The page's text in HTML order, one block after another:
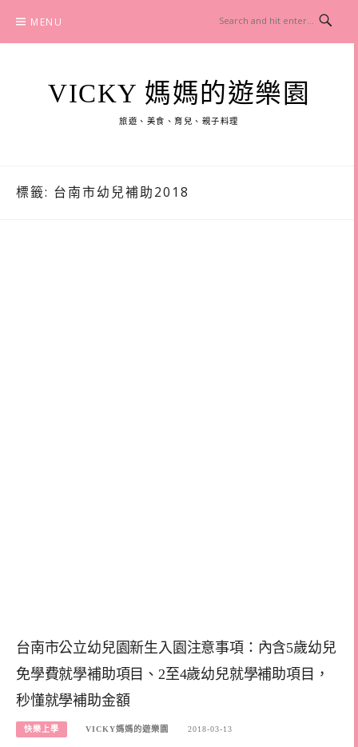
content
MENU
VICKY 媽媽的遊樂園
旅遊、美食、育兒、親子料理
標籤: 台南市幼兒補助2018
台南市公立幼兒園新生入園注意事項：內含5歲幼兒
免學費就學補助項目、2至4歲幼兒就學補助項目，
秒懂就學補助金額
快樂上學 VICKY媽媽的遊樂園 2018-03-13